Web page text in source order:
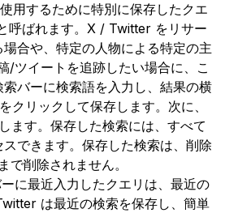
用するために特別に保存したクエ
呼ばれます。X / Twitter をリサー
合や、特定の人物による特定の主
/ツイートを追跡したい場合に、こ
バーに検索語を入力し、結果の横
クリックして保存します。次に、
ます。保存した検索には、すべて
できます。保存した検索は、削除
で削除されません。
に最近入力したクエリは、最近の
は最近の検索を保存し、簡単